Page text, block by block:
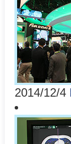
2014/12/4